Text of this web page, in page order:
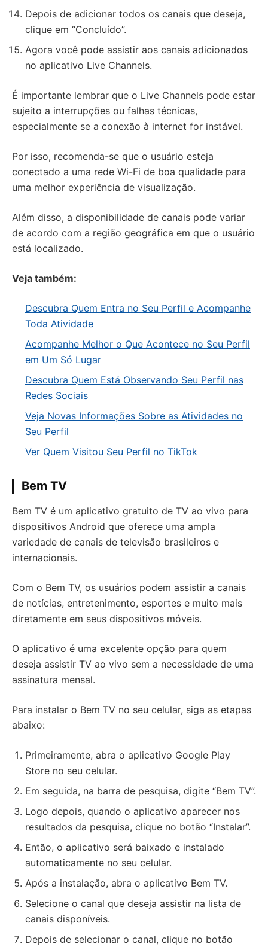
Depois de adicionar todos os canais que deseja,
clique em “Concluído”.
Agora você pode assistir aos canais adicionados
no aplicativo Live Channels.
É importante lembrar que o Live Channels pode estar
sujeito a interrupções ou falhas técnicas,
especialmente se a conexão à internet for instável.
Por isso, recomenda-se que o usuário esteja
conectado a uma rede Wi-Fi de boa qualidade para
uma melhor experiência de visualização.
Além disso, a disponibilidade de canais pode variar
de acordo com a região geográfica em que o usuário
está localizado.
Veja também:
Descubra Quem Entra no Seu Perfil e Acompanhe
Toda Atividade
Acompanhe Melhor o Que Acontece no Seu Perfil
em Um Só Lugar
Descubra Quem Está Observando Seu Perfil nas
Redes Sociais
Veja Novas Informações Sobre as Atividades no
Seu Perfil
Ver Quem Visitou Seu Perfil no TikTok
Bem TV
Bem TV é um aplicativo gratuito de TV ao vivo para
dispositivos Android que oferece uma ampla
variedade de canais de televisão brasileiros e
internacionais.
Com o Bem TV, os usuários podem assistir a canais
de notícias, entretenimento, esportes e muito mais
diretamente em seus dispositivos móveis.
O aplicativo é uma excelente opção para quem
deseja assistir TV ao vivo sem a necessidade de uma
assinatura mensal.
Para instalar o Bem TV no seu celular, siga as etapas
abaixo:
Primeiramente, abra o aplicativo Google Play
Store no seu celular.
Em seguida, na barra de pesquisa, digite “Bem TV”.
Logo depois, quando o aplicativo aparecer nos
resultados da pesquisa, clique no botão “Instalar”.
Então, o aplicativo será baixado e instalado
automaticamente no seu celular.
Após a instalação, abra o aplicativo Bem TV.
Selecione o canal que deseja assistir na lista de
canais disponíveis.
Depois de selecionar o canal, clique no botão